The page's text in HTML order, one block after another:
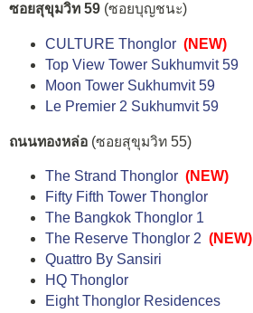
ซอยสุขุมวิท 59 (ซอยบุญชนะ)
CULTURE Thonglor (NEW)
Top View Tower Sukhumvit 59
Moon Tower Sukhumvit 59
Le Premier 2 Sukhumvit 59
ถนนทองหล่อ (ซอยสุขุมวิท 55)
The Strand Thonglor (NEW)
Fifty Fifth Tower Thonglor
The Bangkok Thonglor 1
The Reserve Thonglor 2 (NEW)
Quattro By Sansiri
HQ Thonglor
Eight Thonglor Residences